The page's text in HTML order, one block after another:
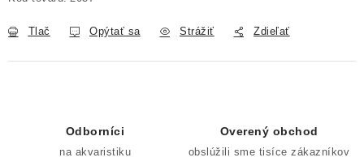
Tlač Opýtať sa Strážiť Zdieľať
Odborníci
na akvaristiku
Overený obchod
obslúžili sme tisíce zákazníkov